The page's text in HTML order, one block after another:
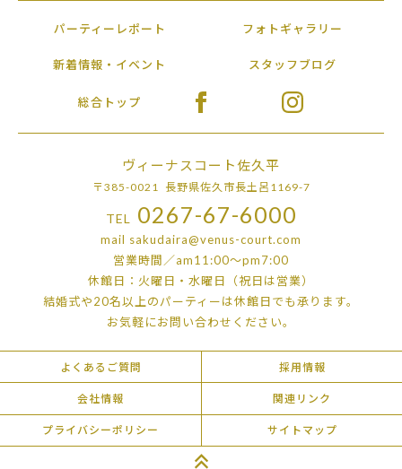
パーティーレポート フォトギャラリー
新着情報・イベント スタッフブログ
総合トップ
ヴィーナスコート佐久平
〒385-0021 長野県佐久市長土呂1169-7
TEL 0267-67-6000
mail sakudaira@venus-court.com
営業時間／am11:00〜pm7:00
休館日：火曜日・水曜日（祝日は営業）
結婚式や20名以上のパーティーは休館日でも承ります。
お気軽にお問い合わせください。
よくあるご質問 採用情報
会社情報 関連リンク
プライバシーポリシー サイトマップ